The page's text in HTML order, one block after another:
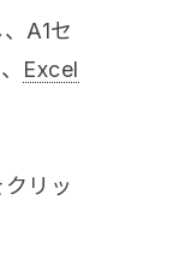
A1セ
Excel
リッ